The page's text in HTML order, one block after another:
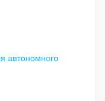
автономного